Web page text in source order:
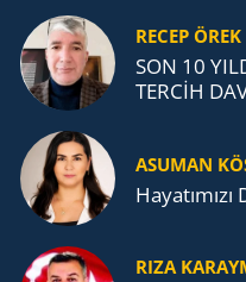
RECEP ÖREK
SON 10
TERCİH
ASUMAN
RIZA